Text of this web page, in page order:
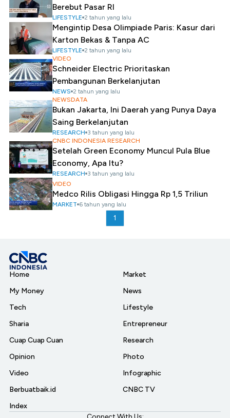
Berebut Pasar RI
LIFESTYLE 2 tahun yang lalu
Mengintip Desa Olimpiade Paris: Kasur dari
Karton Bekas & Tanpa AC
LIFESTYLE 2 tahun yang lalu
VIDEO
Schneider Electric Prioritaskan
Pembangunan Berkelanjutan
NEWS 2 tahun yang lalu
NEWSDATA
Bukan Jakarta, Ini Daerah yang Punya Daya
Saing Berkelanjutan
RESEARCH 3 tahun yang lalu
CNBC INDONESIA RESEARCH
Setelah Green Economy Muncul Pula Blue
Economy, Apa Itu?
RESEARCH 3 tahun yang lalu
VIDEO
Medco Rilis Obligasi Hingga Rp 1,5 Triliun
MARKET 6 tahun yang lalu
1
Home
My Money
Tech
Sharia
Cuap Cuap Cuan
Opinion
Video
Berbuatbaik.id
Index
Market
News
Lifestyle
Entrepreneur
Research
Photo
Infographic
CNBC TV